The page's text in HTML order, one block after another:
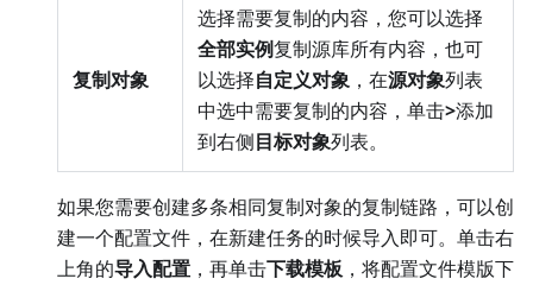
复制对象
选择需要复制的内容，您可以选择
全部实例复制源库所有内容，也可
以选择自定义对象 ，在源对象列表
中选中需要复制的内容，单击>添加
到右侧目标对象列表。
如果您需要创建多条相同复制对象的复制链路，可以创
建一个配置文件，在新建任务的时候导入即可。单击右
上角的导入配置 ，再单击下载模板 ，将配置文件模版下